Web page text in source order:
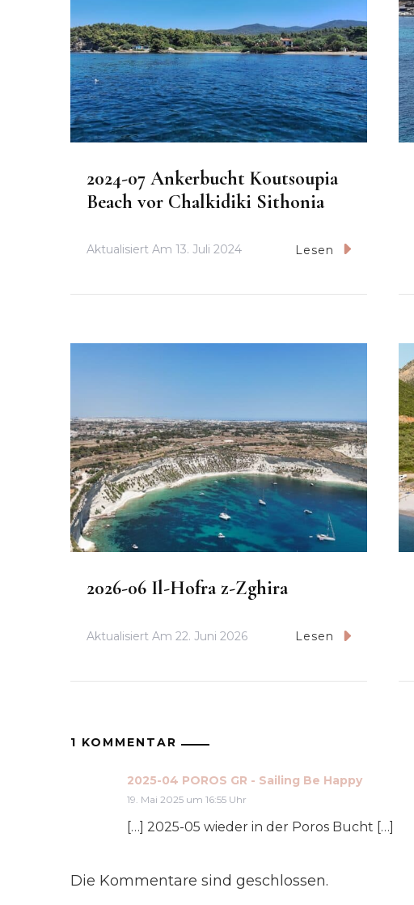
2024-07 Ankerbucht Koutsoupia
Beach vor Chalkidiki Sithonia
Aktualisiert Am 13. Juli 2024 Lesen
2026-06 Il-Hofra z-Zghira
Aktualisiert Am 22. Juni 2026 Lesen
1 KOMMENTAR
2025-04 POROS GR - Sailing Be Happy
19. Mai 2025 um 16:55 Uhr
[…] 2025-05 wie­der in der Poros Bucht […]
Die Kommentare sind geschlossen.